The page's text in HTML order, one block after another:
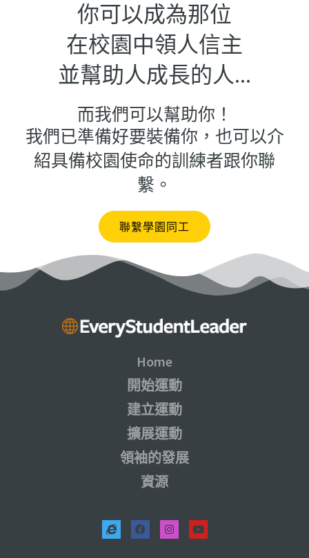
你可以成為那位
在校園中領人信主
並幫助人成長的人...
而我們可以幫助你！
我們已準備好要裝備你，也可以介
紹具備校園使命的訓練者跟你聯
繫。
聯繫學園同工
Home
開始運動
建立運動
擴展運動
領袖的發展
資源